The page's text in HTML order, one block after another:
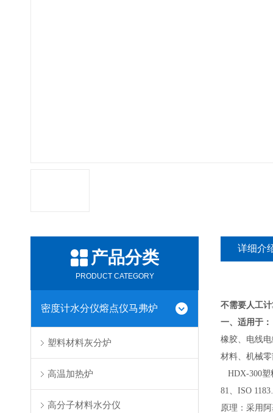
产品分类
PRODUCT CATEGORY
密度计水分仪熔点仪马弗炉
塑料材料灰分炉
高温加热炉
高分子材料水分仪
详细介
不需要人工
一、适用于：
橡胶、电线
材料、机械
HDX-300塑
81、ISO
原理：采用